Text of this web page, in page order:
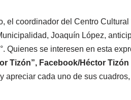
el coordinador del Centro
Joaquín López,
Quienes se interesen en esta
Tizón”, Facebook/Héctor
apreciar cada uno de sus